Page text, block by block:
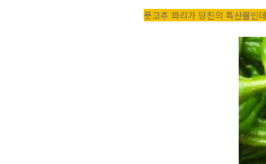
풋고추 꽈리가 당진의 특산물인